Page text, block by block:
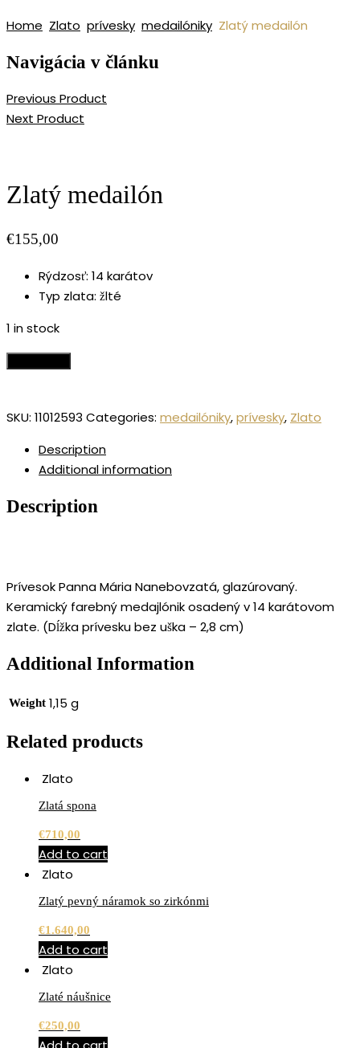
ZLATNÍCTVO
Home Zlato prívesky medailóniky Zlatý medailón
Navigácia v článku
Previous Product
Next Product
Zlatý medailón
€155,00
Rýdzosť: 14 karátov
Typ zlata: žlté
1 in stock
SKU: 11012593 Categories: medailóniky,prívesky, Zlato
Description
Additional information
Description
Prívesok Panna Mária Nanebovzatá, glazúrovaný.
Keramický farebný medajlónik osadený v 14 karátovom
zlate. (Dĺžka prívesku bez uška – 2,8 cm)
Additional Information
Weight 1,15 g
Related products
Zlato
Zlatá spona
€710,00
Add to cart
Zlato
Zlatý pevný náramok so zirkónmi
€1.640,00
Add to cart
Zlato
Zlaté náušnice
€250,00